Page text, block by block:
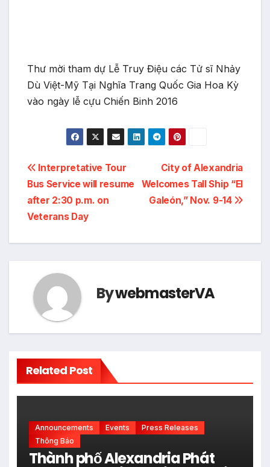
Thư mời tham dự Lễ Truy Điệu các Tử sĩ Nhảy
Dù Việt-Mỹ Tại Nghĩa Trang Quốc Gia Hoa Kỳ
vào ngày lễ cựu Chiến Binh 2016
Post
navigation
City of Alexandria
Welcomes Tall Ship “El
Galeón,” Nov. 9-14
Interpretative Tour
Bus Service will resume
after 2:30 p.m. on
Veterans Day
BywebmasterVA
Related Post
Announcements Events
Press Releases
Thông Báo
Thành phố Alexandria Phát